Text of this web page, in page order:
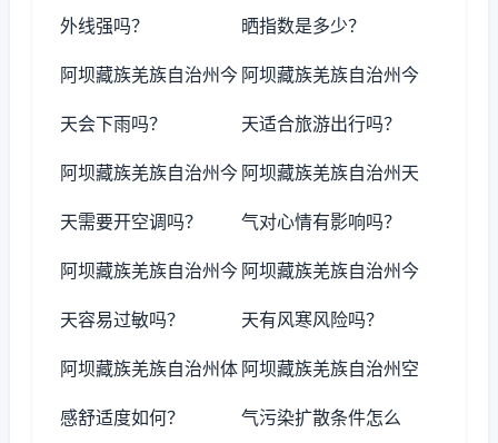
外线强吗？ 晒指数是多少？
阿坝藏族羌族自治州今
天会下雨吗？
阿坝藏族羌族自治州今
天适合旅游出行吗？
阿坝藏族羌族自治州今
天需要开空调吗？
阿坝藏族羌族自治州天
气对心情有影响吗？
阿坝藏族羌族自治州今
天容易过敏吗？
阿坝藏族羌族自治州今
天有风寒风险吗？
阿坝藏族羌族自治州体
感舒适度如何？
阿坝藏族羌族自治州空
气污染扩散条件怎么